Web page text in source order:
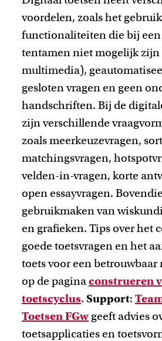
voordelen, zoals het
functionaliteiten die bij
tentamen niet mogelijk zijn
multimedia),
gesloten vragen en geen
handschriften. Bij de
zijn verschillende
zoals meerkeuzevragen,
matchingsvragen,
velden-in-vragen, korte
open essayvragen.
gebruikmaken van
en grafieken. Tips over het
goede toetsvragen en het
toets voor een betrouwbaar
op de paginaconstrueren
toetscyclus. Support:
Toetsen FGw geeft advies
toetsapplicaties en